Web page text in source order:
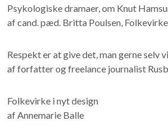
Psykologiske dramaer, om Knut
af cand. pæd. Britta Poulsen,
Respekt er at give det, man gerne selv
af forfatter og freelance journalist
Folkevirke i nyt design
af Annemarie Balle